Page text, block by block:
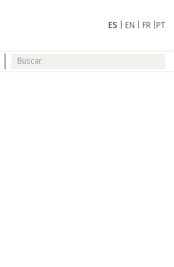
ES EN FR PT